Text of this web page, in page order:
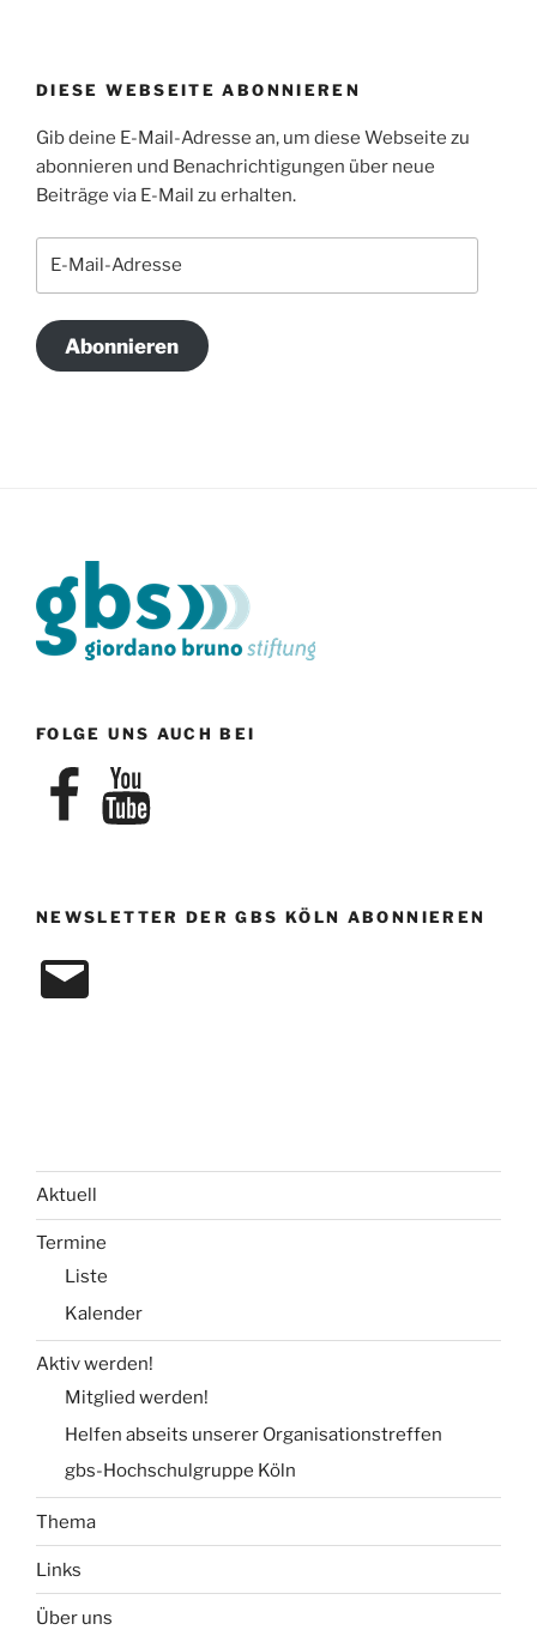
DIESE WEBSEITE ABONNIEREN
Gib deine E-Mail-Adresse an, um diese Webseite zu
abonnieren und Benachrichtigungen über neue
Beiträge via E-Mail zu erhalten.
Abonnieren
FOLGE UNS AUCH BEI
FacebookYouTube
NEWSLETTER DER GBS KÖLN ABONNIEREN
E-
Mail
Aktuell
Termine
Liste
Kalender
Aktiv werden!
Mitglied werden!
Helfen abseits unserer Organisationstreffen
gbs-Hochschulgruppe Köln
Thema
Links
Über uns